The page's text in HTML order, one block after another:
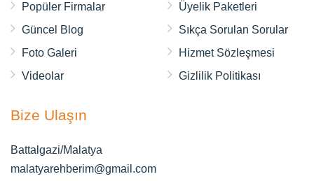
Popüler Firmalar
Güncel Blog
Foto Galeri
Videolar
Üyelik Paketleri
Sıkça Sorulan Sorular
Hizmet Sözleşmesi
Gizlilik Politikası
Bize Ulaşın
Battalgazi/Malatya
malatyarehberim@gmail.com